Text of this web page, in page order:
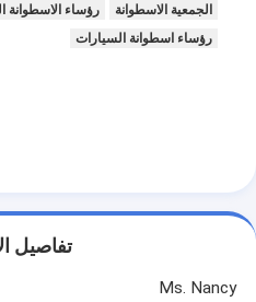
محرك الاسطوانة
سيارة صمامات المحرك
الجمعية الاسطوانة
رؤساء الاسطوانة
رؤساء اسطوانة السيارات
تفاصيل
Ms. Nancy